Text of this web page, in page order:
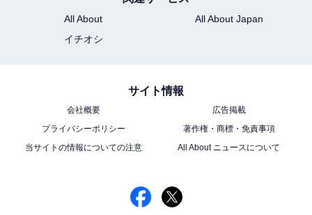
All About
All About Japan
イチオシ
サイト情報
会社概要
広告掲載
プライバシーポリシー
著作権・商標・免責事項
当サイトの情報についての注意
All About ニュースについて